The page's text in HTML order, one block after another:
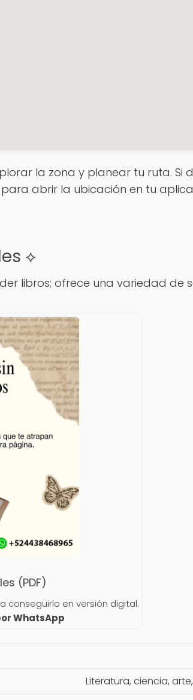
la zona y planear tu ruta. Si
abrir la ubicación en tu
⟡
libros; ofrece una variedad de
(PDF)
conseguirlo en versión digital.
WhatsApp
Literatura, ciencia,